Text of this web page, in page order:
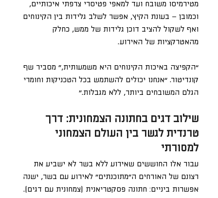
מטירמיסו משובח ועד למאפי פטיסרי צרפתי איכותיים,
וכמובן – בעונת הקיץ, אפשר לשלב גלידות בין הקינוחים
ואף לשקול להציב דוכן גלידות של ממש, כחלק
מהאטרקציות של האירוע.
“הקפיצה באיכות הקינוחים היא משמעותית,” מסביר שף
קונדיטור. “אנחנו יכולים להשתמש בכל הטכניקות וחומרי
הגלם המשובחים ביותר, ללא מגבלות.”
שילוב דגים בחתונה הצמחונית: דרך
טרנדית לגשר בין העולם הצמחוני
למסורתי
עבור אלו החוששים שאירוע ללא בשר לא ישביע את
רצונם של האורחים ה״מתוכנתים״ לאירוע עם בשר, ישנה
אפשרות ביניים: חתונה פסקטריאנית (צמחונית עם דגים).